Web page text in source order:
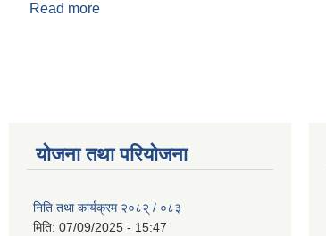
Read more
योजना तथा परियोजना
निति तथा कार्यक्रम २०८२् / ०८३
मिति: 07/09/2025 - 15:47